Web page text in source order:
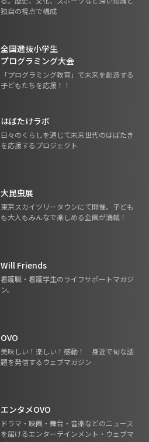
独自の視点で構成
全国選抜小学生
プログラミング大会
「プログラミング教育」で未来を創造する
子どもたちを応援！！
はばたけラボ
日々のくらしを通じて未来世代のはばたき
を応援するプロジェクト
大昆虫展
東京スカイツリータウンにて開催。子ども
も大人もみんなで楽しめる企画が満載！
Will Friends
看護職・看護学生のライフサポートマガジ
ン。
OVO
美味しい！楽しい！感動！ 身近で旬な話
題を発信するウェブマガジン
エンタメOVO
ドラマ・映画・舞台・音楽などのニュース
を届けるエンターテインメント・ウェブマ